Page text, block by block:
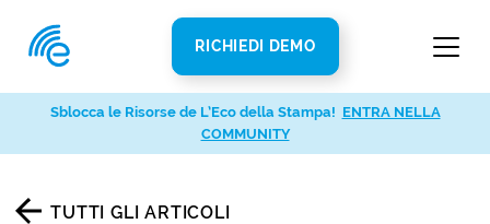
RICHIEDI DEMO
TUTTI GLI ARTICOLI
Sblocca le Risorse de L’Eco della Stampa! ENTRA NELLA
COMMUNITY